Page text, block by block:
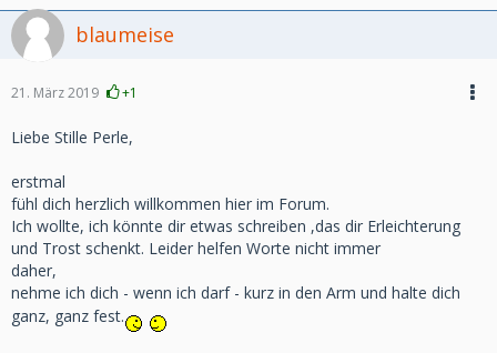
blaumeise
21. März 2019 +1
Liebe Stille Perle,
erstmal
fühl dich herzlich willkommen hier im Forum.
Ich wollte, ich könnte dir etwas schreiben ,das dir Erleichterung
und Trost schenkt. Leider helfen Worte nicht immer
daher,
nehme ich dich - wenn ich darf - kurz in den Arm und halte dich
ganz, ganz fest.